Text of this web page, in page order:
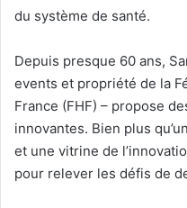
du système de santé.
Depuis presque 60 ans,
events et propriété de la
France (FHF) – propose
innovantes. Bien plus
et une vitrine de
pour relever les défis de